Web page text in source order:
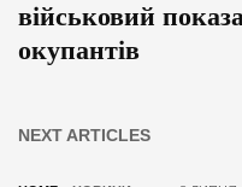
військовий
окупантів
NEXT ARTICLES